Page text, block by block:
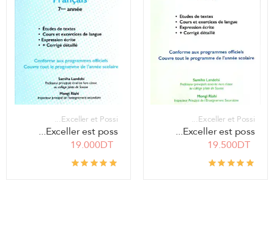
Exceller et Possi...
Exceller est poss...
19.500DT
Exceller et Possi...
Exceller est poss...
19.000DT